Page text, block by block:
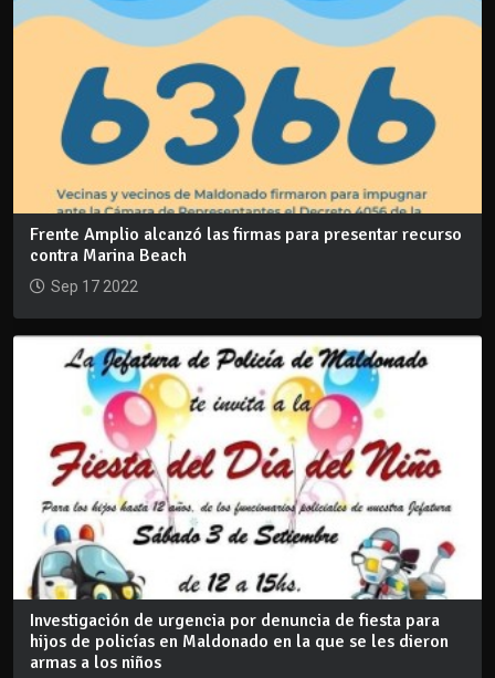
Frente Amplio alcanzó las firmas para presentar recurso
contra Marina Beach
Sep 17 2022
Investigación de urgencia por denuncia de fiesta para
hijos de policías en Maldonado en la que se les dieron
armas a los niños